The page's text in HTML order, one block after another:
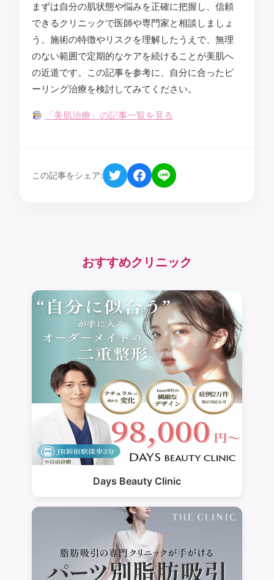
まずは自分の肌状態や悩みを正確に把握し、信頼
できるクリニックで医師や専門家と相談しましょ
う。施術の特徴やリスクを理解したうえで、無理
のない範囲で定期的なケアを続けることが美肌へ
の近道です。この記事を参考に、自分に合ったピ
ーリング治療を検討してみてください。
「美肌治療」の記事一覧を見る
この記事をシェア:
おすすめクリニック
Days Beauty Clinic